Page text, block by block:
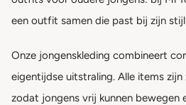
een outfit samen die past bij zijn
Onze jongenskleding combineert
eigentijdse uitstraling. Alle items
zodat jongens vrij kunnen bewegen